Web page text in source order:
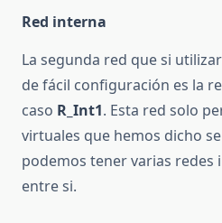
Red interna
La segunda red que si
de fácil configuración es la
caso R_Int1. Esta red solo
virtuales que hemos dicho
podemos tener varias redes
entre si.